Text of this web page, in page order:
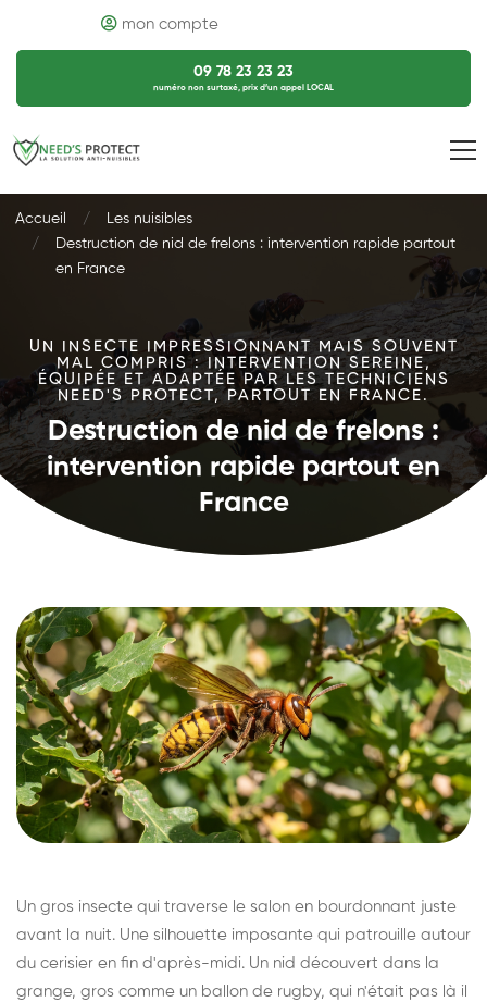
mon compte
09 78 23 23 23
numéro non surtaxé, prix d’un appel LOCAL
Accueil
Les nuisibles
Destruction de nid de frelons : intervention rapide partout
en France
UN INSECTE IMPRESSIONNANT MAIS SOUVENT
MAL COMPRIS : INTERVENTION SEREINE,
ÉQUIPÉE ET ADAPTÉE PAR LES TECHNICIENS
NEED'S PROTECT, PARTOUT EN FRANCE.
Destruction de nid de frelons :
intervention rapide partout en
France
Un gros insecte qui traverse le salon en bourdonnant juste
avant la nuit. Une silhouette imposante qui patrouille autour
du cerisier en fin d'après-midi. Un nid découvert dans la
grange, gros comme un ballon de rugby, qui n'était pas là il